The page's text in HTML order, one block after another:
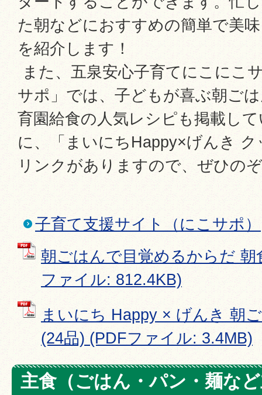
た朝などにおすすめの簡単で美
を紹介します！
また、五泉安心子育てにこにこ
サポ」では、子どもが喜ぶ朝ご
育園給食の人気レシピも掲載し
に、「まいにちHappy×げんき
リンクがありますので、ぜひの
子育て支援サイト（にこサポ）
朝ごはんで目覚めるからだ
ファイル: 812.4KB)
まいにち Happy × げんき 朝
(24品) (PDFファイル: 3.4MB)
主食（ごはん・パン・麺な